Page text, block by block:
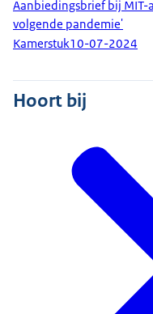
Aanbiedingsbrief bij MIT-
volgende pandemie'
Kamerstuk10-07-2024
Hoort bij